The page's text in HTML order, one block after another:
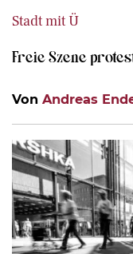
Stadt mit Ü
Freie Szene
Von Andreas